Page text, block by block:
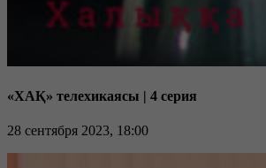
«ХАҚ» телехикаясы | 4 серия
28 сентября 2023, 18:00